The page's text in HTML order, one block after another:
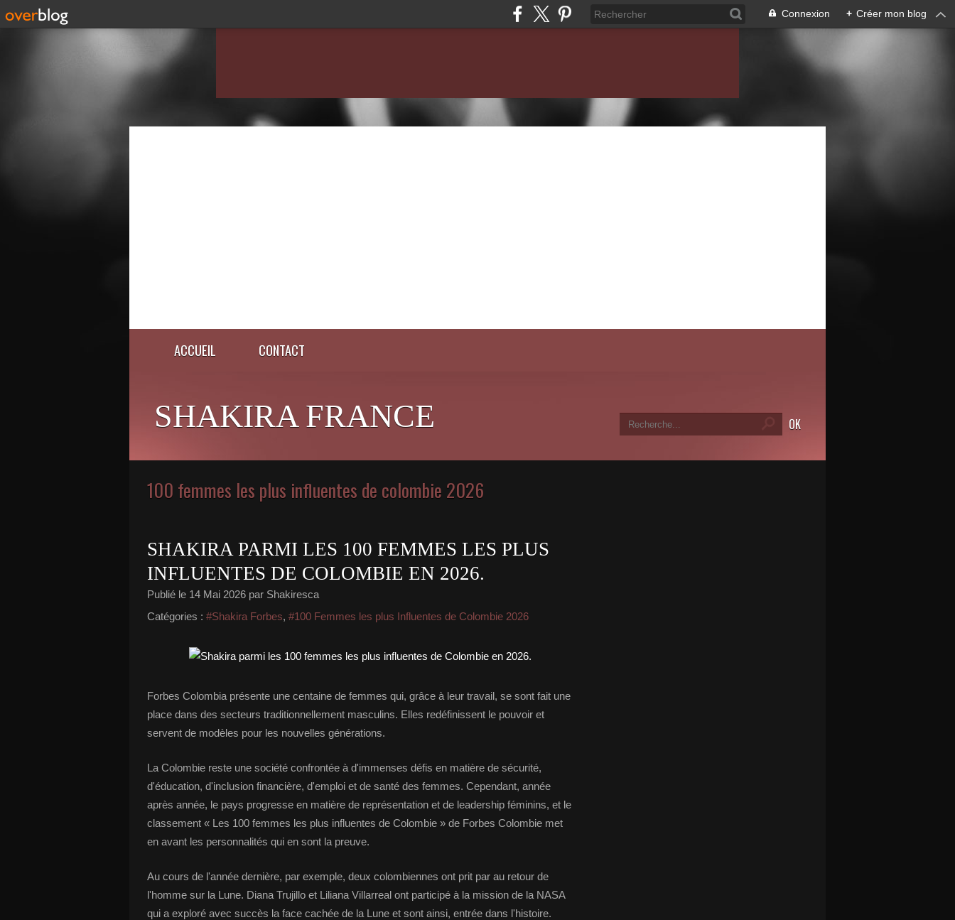
Connexion + Créer mon blog
ACCUEIL CONTACT
SHAKIRA FRANCE
100 femmes les plus influentes de colombie 2026
SHAKIRA PARMI LES 100 FEMMES LES PLUS
INFLUENTES DE COLOMBIE EN 2026.
Publié le 14 Mai 2026 par Shakiresca
Catégories : #Shakira Forbes, #100 Femmes les plus Influentes de Colombie 2026
Forbes Colombia présente une centaine de femmes qui, grâce à leur travail, se sont fait une
place dans des secteurs traditionnellement masculins. Elles redéfinissent le pouvoir et
servent de modèles pour les nouvelles générations.
La Colombie reste une société confrontée à d'immenses défis en matière de sécurité,
d'éducation, d'inclusion financière, d'emploi et de santé des femmes. Cependant, année
après année, le pays progresse en matière de représentation et de leadership féminins, et le
classement « Les 100 femmes les plus influentes de Colombie » de Forbes Colombie met
en avant les personnalités qui en sont la preuve.
Au cours de l'année dernière, par exemple, deux colombiennes ont prit par au retour de
l'homme sur la Lune. Diana Trujillo et Liliana Villarreal ont participé à la mission de la NASA
qui a exploré avec succès la face cachée de la Lune et sont ainsi, entrée dans l'histoire.